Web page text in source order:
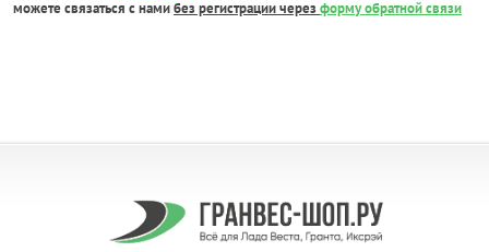
можете связаться с намибез регистрации через форму обратной связи